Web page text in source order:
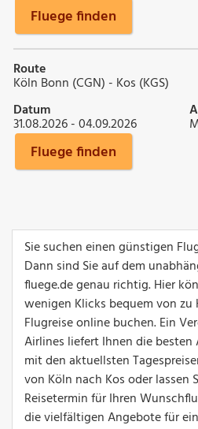
Fluege finden
Route
Köln Bonn (CGN) - Kos (KGS)
Datum
31.08.2026 - 04.09.2026
Fluege finden
Sie suchen einen günstigen
Dann sind Sie auf dem
fluege.de genau richtig. Hier
wenigen Klicks bequem von zu
Flugreise online buchen. Ein
Airlines liefert Ihnen die besten
mit den aktuellsten
von Köln nach Kos oder lassen
Reisetermin für Ihren
die vielfältigen Angebote für